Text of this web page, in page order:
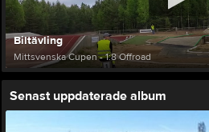
Biltävling
Mittsvenska Cupen - 1:8 Offroad
Senast uppdaterade album